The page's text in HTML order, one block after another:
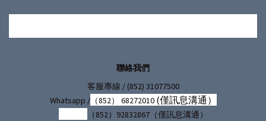
聯絡我們
客服專線 / (852) 31077500
Whatsapp /（852） 68272010 (僅訊息溝通）
（852）92832867（僅訊息溝通）